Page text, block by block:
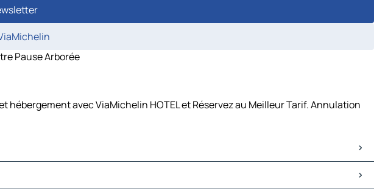
Pause Arborée
avec ViaMichelin HOTEL et Réservez au Meilleur Tarif. Annulation